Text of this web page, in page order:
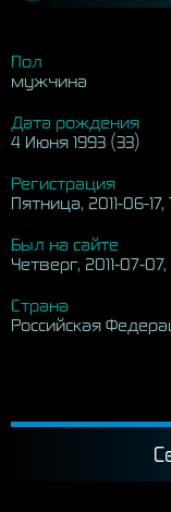
Пол
мужчина
Дата рождения
4 Июня 1993 (33)
Регистрация
Пятница, 2011-06-17,
Был на сайте
Четверг, 2011-07-07,
Страна
Российская